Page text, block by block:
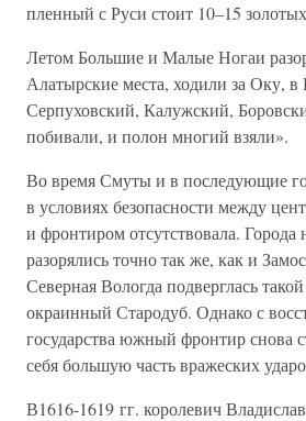
пленный с Руси стоит 10–15
Летом Большие и Малые Ногаи
Алатырские места, ходили за Оку,
Серпуховский, Калужский,
побивали, и полон многий взяли».
Во время Смуты и в последующие
в условиях безопасности между
и фронтиром отсутствовала. Города
разорялись точно так же, как и
Северная Вологда подверглась
окраинный Стародуб. Однако с
государства южный фронтир снова
себя большую часть вражеских
В1616-1619 гг. королевич